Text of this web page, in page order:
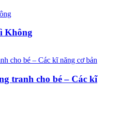
Không
tranh cho bé – Các kĩ